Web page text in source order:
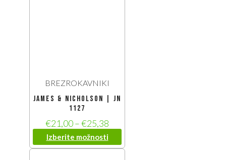
BREZROKAVNIKI
James & Nicholson | JN
1127
€21,00–€25,38
Izberite možnosti